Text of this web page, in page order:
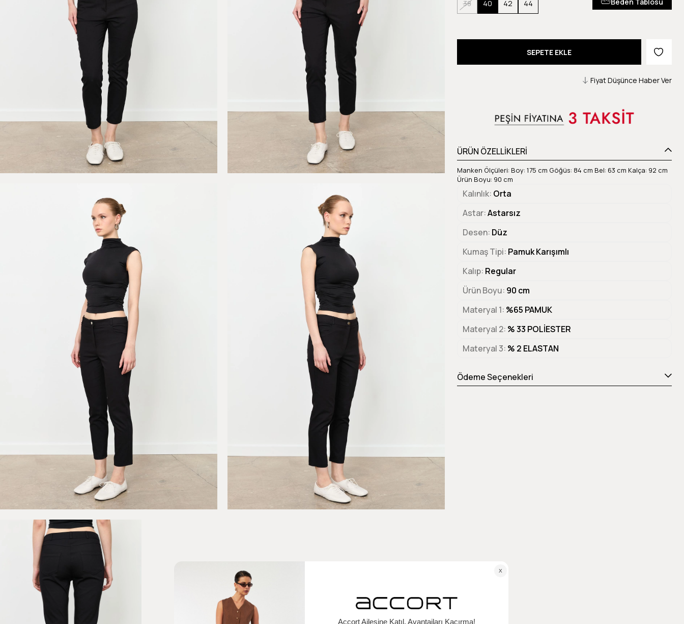
38 40 42 44
Fiyat Düşünce Haber Ver
ÜRÜN ÖZELLİKLERİ
Manken Ölçüleri: Boy: 175 cm Göğüs: 84 cm Bel: 63 cm Kalça: 92 cm
Ürün Boyu: 90 cm
Kalınlık Orta
Astar Astarsız
Desen Düz
Kumaş Tipi Pamuk Karışımlı
Kalıp Regular
Ürün Boyu 90 cm
Materyal 1 %65 PAMUK
Materyal 2 % 33 POLİESTER
Materyal 3 % 2 ELASTAN
Ödeme Seçenekleri